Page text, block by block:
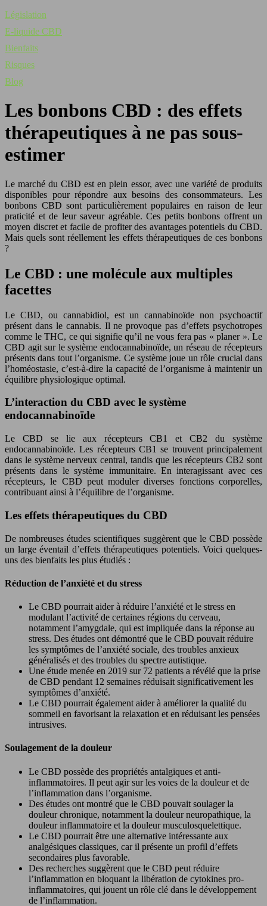
Législation
E-liquide CBD
Bienfaits
Risques
Blog
Les bonbons CBD : des effets
thérapeutiques à ne pas sous-
estimer
Le marché du CBD est en plein essor, avec une variété de produits
disponibles pour répondre aux besoins des consommateurs. Les
bonbons CBD sont particulièrement populaires en raison de leur
praticité et de leur saveur agréable. Ces petits bonbons offrent un
moyen discret et facile de profiter des avantages potentiels du CBD.
Mais quels sont réellement les effets thérapeutiques de ces bonbons
?
Le CBD : une molécule aux multiples
facettes
Le CBD, ou cannabidiol, est un cannabinoïde non psychoactif
présent dans le cannabis. Il ne provoque pas d’effets psychotropes
comme le THC, ce qui signifie qu’il ne vous fera pas « planer ». Le
CBD agit sur le système endocannabinoïde, un réseau de récepteurs
présents dans tout l’organisme. Ce système joue un rôle crucial dans
l’homéostasie, c’est-à-dire la capacité de l’organisme à maintenir un
équilibre physiologique optimal.
L’interaction du CBD avec le système
endocannabinoïde
Le CBD se lie aux récepteurs CB1 et CB2 du système
endocannabinoïde. Les récepteurs CB1 se trouvent principalement
dans le système nerveux central, tandis que les récepteurs CB2 sont
présents dans le système immunitaire. En interagissant avec ces
récepteurs, le CBD peut moduler diverses fonctions corporelles,
contribuant ainsi à l’équilibre de l’organisme.
Les effets thérapeutiques du CBD
De nombreuses études scientifiques suggèrent que le CBD possède
un large éventail d’effets thérapeutiques potentiels. Voici quelques-
uns des bienfaits les plus étudiés :
Réduction de l’anxiété et du stress
Le CBD pourrait aider à réduire l’anxiété et le stress en
modulant l’activité de certaines régions du cerveau,
notamment l’amygdale, qui est impliquée dans la réponse au
stress. Des études ont démontré que le CBD pouvait réduire
les symptômes de l’anxiété sociale, des troubles anxieux
généralisés et des troubles du spectre autistique.
Une étude menée en 2019 sur 72 patients a révélé que la prise
de CBD pendant 12 semaines réduisait significativement les
symptômes d’anxiété.
Le CBD pourrait également aider à améliorer la qualité du
sommeil en favorisant la relaxation et en réduisant les pensées
intrusives.
Soulagement de la douleur
Le CBD possède des propriétés antalgiques et anti-
inflammatoires. Il peut agir sur les voies de la douleur et de
l’inflammation dans l’organisme.
Des études ont montré que le CBD pouvait soulager la
douleur chronique, notamment la douleur neuropathique, la
douleur inflammatoire et la douleur musculosquelettique.
Le CBD pourrait être une alternative intéressante aux
analgésiques classiques, car il présente un profil d’effets
secondaires plus favorable.
Des recherches suggèrent que le CBD peut réduire
l’inflammation en bloquant la libération de cytokines pro-
inflammatoires, qui jouent un rôle clé dans le développement
de l’inflammation.